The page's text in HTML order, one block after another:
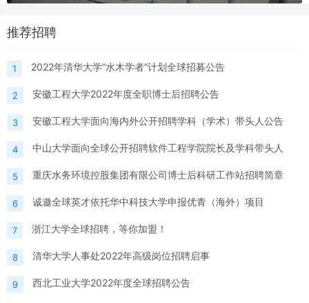
推荐招聘
1 2022年清华大学“水木学者”计划全球招募公告
2 安徽工程大学2022年度全职博士后招聘公告
3 安徽工程大学面向海内外公开招聘学科（学术）带头人公告
4 中山大学面向全球公开招聘软件工程学院院长及学科带头人
5 重庆水务环境控股集团有限公司博士后科研工作站招聘简章
6 诚邀全球英才依托华中科技大学申报优青（海外）项目
7 浙江大学全球招聘，等你加盟！
8 清华大学人事处2022年高级岗位招聘启事
9 西北工业大学2022年度全球招聘公告